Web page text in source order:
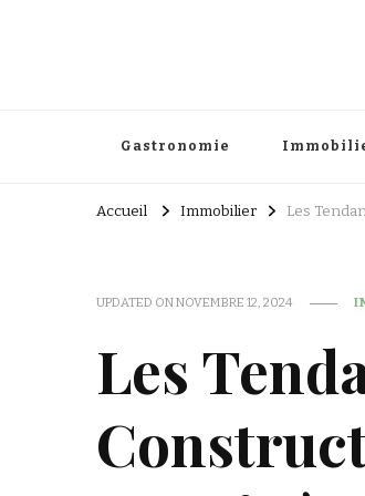
Gastronomie
Accueil Immobilier Les
UPDATED ONNOVEMBRE 12, 2024
Les